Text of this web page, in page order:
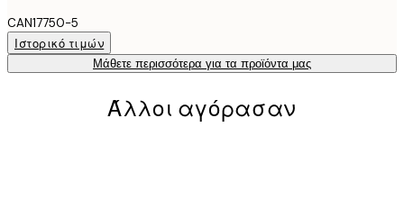
CAN17750-5
Ιστορικό τιμών
Μάθετε περισσότερα για τα προϊόντα μας
Άλλοι αγόρασαν